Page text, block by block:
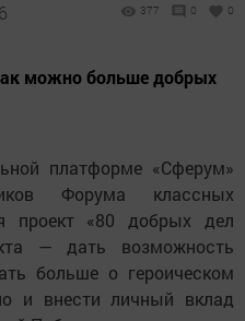
377 0 0
можно больше добрых
платформе «Сферум»
Форума классных
проект «80 добрых дел
— дать возможность
больше о героическом
и внести личный вклад